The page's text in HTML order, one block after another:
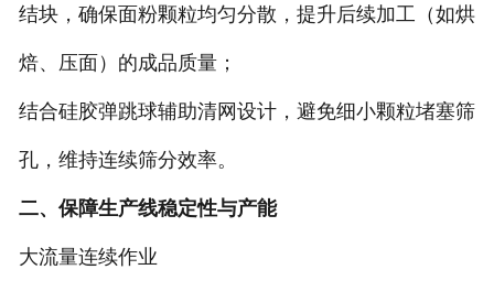
结块，确保面粉颗粒均匀分散，提升后续加工（如烘
焙、压面）的成品质量；
结合硅胶弹跳球辅助清网设计，避免细小颗粒堵塞筛
孔，维持连续筛分效率。
二、保障生产线稳定性与产能
‌大流量连续作业‌